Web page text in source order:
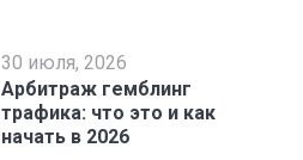
30 июля, 2026
Арбитраж гемблинг
трафика: что это и как
начать в 2026